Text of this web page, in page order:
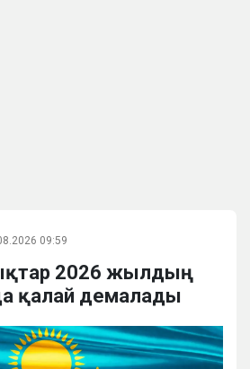
09:59
2026 жылдың
қалай демалады